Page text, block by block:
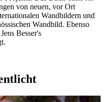
von neuen, vor Ort
Wandbildern und
Wandbild. Ebenso
Besser's